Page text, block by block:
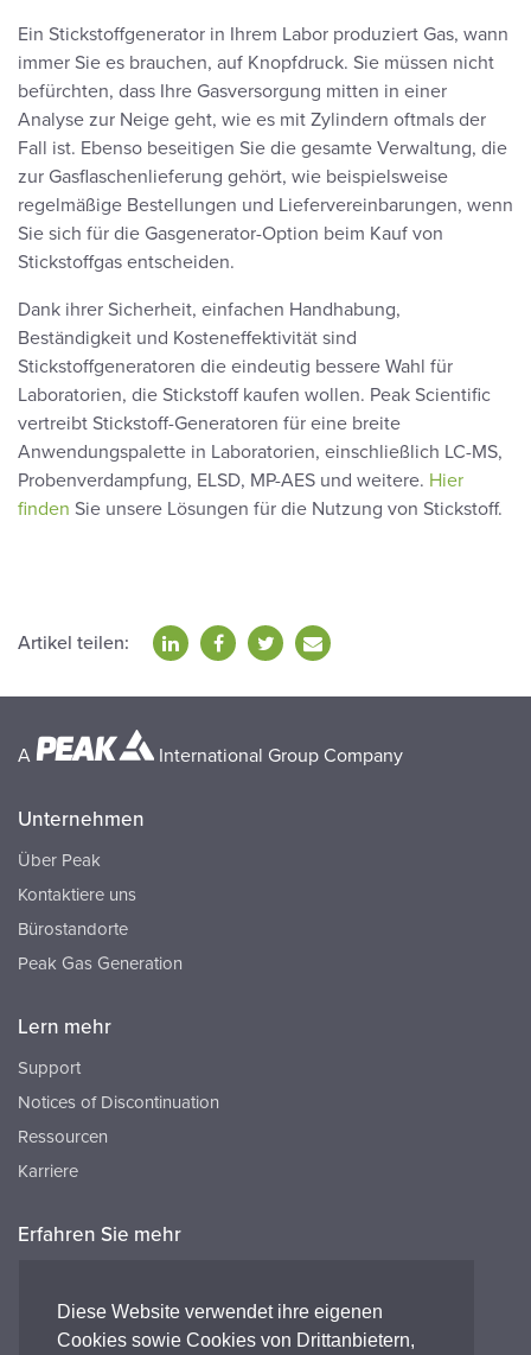
Diese Website verwendet ihre eigenen
Cookies sowie Cookies von Drittanbietern,
Ein Stickstoffgenerator in Ihrem Labor produziert Gas, wann
immer Sie es brauchen, auf Knopfdruck. Sie müssen nicht
befürchten, dass Ihre Gasversorgung mitten in einer
Analyse zur Neige geht, wie es mit Zylindern oftmals der
Fall ist. Ebenso beseitigen Sie die gesamte Verwaltung, die
zur Gasflaschenlieferung gehört, wie beispielsweise
regelmäßige Bestellungen und Liefervereinbarungen, wenn
Sie sich für die Gasgenerator-Option beim Kauf von
Stickstoffgas entscheiden.
Dank ihrer Sicherheit, einfachen Handhabung,
Beständigkeit und Kosteneffektivität sind
Stickstoffgeneratoren die eindeutig bessere Wahl für
Laboratorien, die Stickstoff kaufen wollen. Peak Scientific
vertreibt Stickstoff-Generatoren für eine breite
Anwendungspalette in Laboratorien, einschließlich LC-MS,
Probenverdampfung, ELSD, MP-AES und weitere. Hier
finden Sie unsere Lösungen für die Nutzung von Stickstoff.
Artikel teilen:
A International Group Company
Unternehmen
Über Peak
Kontaktiere uns
Bürostandorte
Peak Gas Generation
Lern mehr
Support
Notices of Discontinuation
Ressourcen
Karriere
Erfahren Sie mehr
FAQ's
Peak HQ tel:+44 141 812 8100